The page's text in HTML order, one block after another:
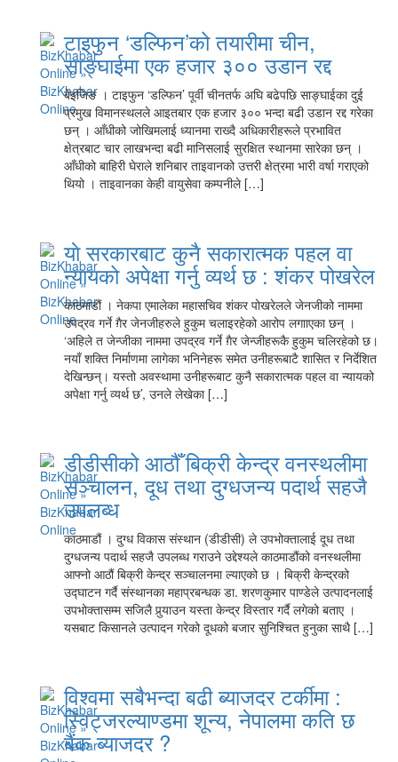
टाइफुन ‘डल्फिन’को तयारीमा चीन,
साङ्घाईमा एक हजार ३०० उडान रद्द
बेइजिङ । टाइफुन ‘डल्फिन’ पूर्वी चीनतर्फ अघि बढेपछि साङ्घाईका दुई
प्रमुख विमानस्थलले आइतबार एक हजार ३०० भन्दा बढी उडान रद्द गरेका
छन् । आँधीको जोखिमलाई ध्यानमा राख्दै अधिकारीहरूले प्रभावित
क्षेत्रबाट चार लाखभन्दा बढी मानिसलाई सुरक्षित स्थानमा सारेका छन् ।
आँधीको बाहिरी घेराले शनिबार ताइवानको उत्तरी क्षेत्रमा भारी वर्षा गराएको
थियो । ताइवानका केही वायुसेवा कम्पनीले […]
याे सरकारबाट कुनै सकारात्मक पहल वा
न्यायको अपेक्षा गर्नु व्यर्थ छ : शंकर पोखरेल
काठमाडौं । नेकपा एमालेका महासचिव शंकर पोखरेलले जेनजीको नाममा
उपद्रव गर्ने ग़ैर जेनजीहरुले हुकुम चलाइरहेको आरोप लगााएका छन् ।
‘अहिले त जेन्जीका नाममा उपद्रव गर्ने ग़ैर जेन्जीहरूकै हुकुम चलिरहेको छ।
नयाँ शक्ति निर्माणमा लागेका भनिनेहरू समेत उनीहरूबाटै शासित र निर्देशित
देखिन्छन्। यस्तो अवस्थामा उनीहरूबाट कुनै सकारात्मक पहल वा न्यायको
अपेक्षा गर्नु व्यर्थ छ’, उनले लेखेका […]
डीडीसीको आठौँ बिक्री केन्द्र वनस्थलीमा
सञ्चालन, दूध तथा दुग्धजन्य पदार्थ सहजै
उपलब्ध
काठमाडौं । दुग्ध विकास संस्थान (डीडीसी) ले उपभोक्तालाई दूध तथा
दुग्धजन्य पदार्थ सहजै उपलब्ध गराउने उद्देश्यले काठमाडौंको वनस्थलीमा
आफ्नो आठौं बिक्री केन्द्र सञ्चालनमा ल्याएको छ । बिक्री केन्द्रको
उद्घाटन गर्दै संस्थानका महाप्रबन्धक डा. शरणकुमार पाण्डेले उत्पादनलाई
उपभोक्तासम्म सजिलै पुर्‍याउन यस्ता केन्द्र विस्तार गर्दै लगेको बताए ।
यसबाट किसानले उत्पादन गरेको दूधको बजार सुनिश्चित हुनुका साथै […]
विश्वमा सबैभन्दा बढी ब्याजदर टर्कीमा :
स्विट्जरल्याण्डमा शून्य, नेपालमा कति छ
बैंक ब्याजदर ?